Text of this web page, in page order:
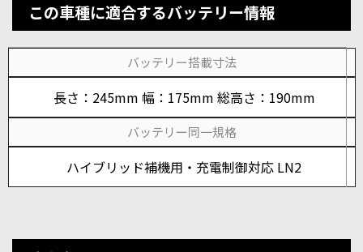
この車種に適合するバッテリー情報
バッテリー搭載寸法
長さ：245mm 幅：175mm 総高さ：190mm
バッテリー同一規格
ハイブリッド補機用・充電制御対応 LN2